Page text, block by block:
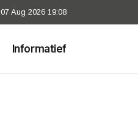
07 Aug 2026 19:08
Informatief